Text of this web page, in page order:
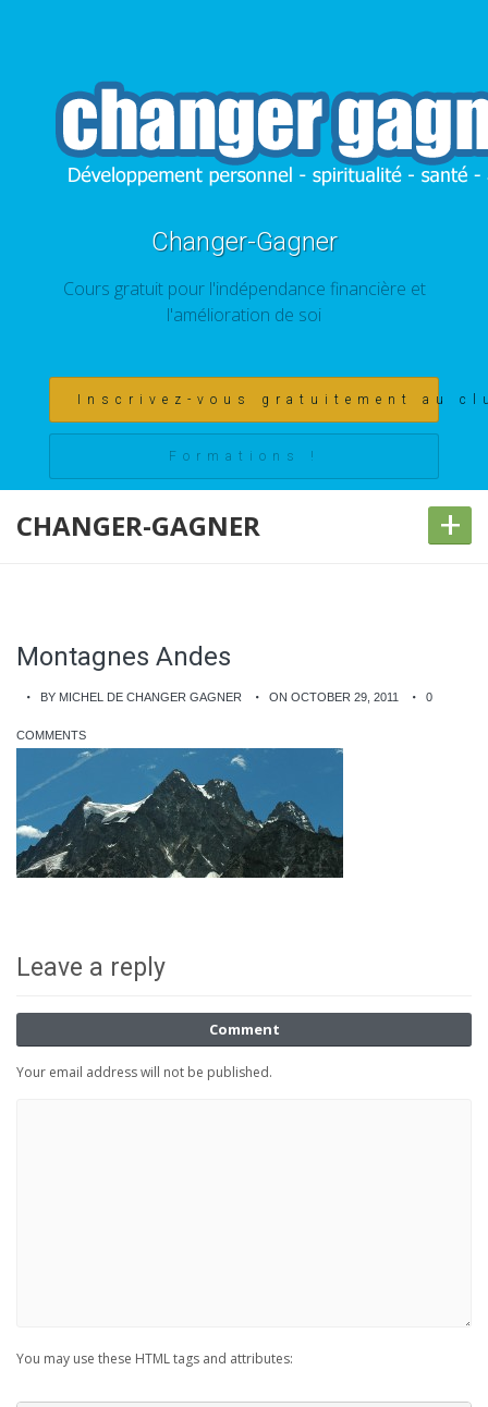
Changer-Gagner
Cours gratuit pour l'indépendance financière et
l'amélioration de soi
Inscrivez-vous gratuitement au
Formations !
CHANGER-GAGNER +
Montagnes Andes
BY MICHEL DE CHANGER GAGNER ON OCTOBER 29, 2011 0
COMMENTS
Leave a reply
Comment
Your email address will not be published.
You may use these HTML tags and attributes: